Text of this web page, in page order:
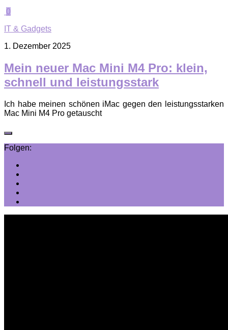
0
IT & Gadgets
1. Dezember 2025
Mein neuer Mac Mini M4 Pro: klein,
schnell und leistungsstark
Ich habe meinen schönen iMac gegen den leistungsstarken
Mac Mini M4 Pro getauscht
Folgen: